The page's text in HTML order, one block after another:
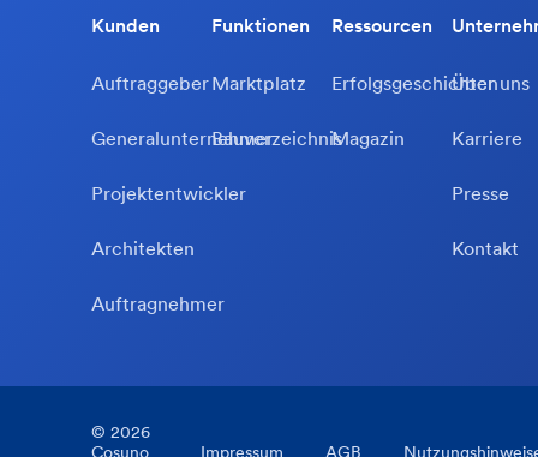
Kunden
Auftraggeber
Generalunternehmer
Projektentwickler
Architekten
Auftragnehmer
Funktionen
Marktplatz
Bauverzeichnis
Ressourcen
Erfolgsgeschichten
Magazin
Über uns
Karriere
Presse
Kontakt
© 2026
Cosuno
Impressum AGB